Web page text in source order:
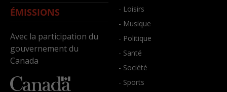
ÉMISSIONS
Avec la participation du
gouvernement du
Canada
- Loisirs
- Musique
- Politique
- Santé
- Société
- Sports